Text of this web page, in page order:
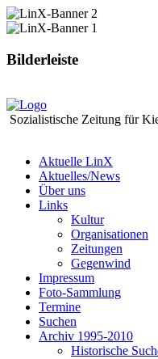
Bilderleiste
Sozialistische Zeitung für
Aktuelle LinX
Aktuelles/News
Über uns
Links
Kultur
Organisationen
Zeitungen
Gegenwind
Impressum
Foto-Sammlung
Termine
Suchen
Archiv 1995-2010
Historische